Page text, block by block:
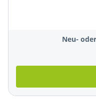
Neu-